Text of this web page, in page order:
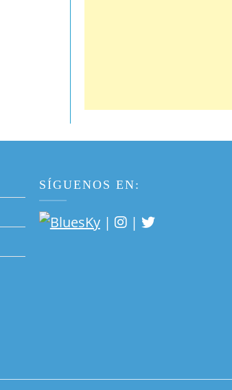
SÍGUENOS EN:
| |